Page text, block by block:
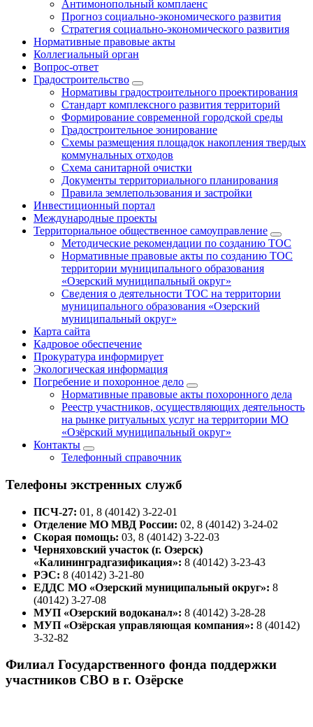
Антимонопольный комплаенс
Прогноз социально-экономического развития
Стратегия социально-экономического развития
Нормативные правовые акты
Коллегиальный орган
Вопрос-ответ
Градостроительство
Нормативы градостроительного проектирования
Стандарт комплексного развития территорий
Формирование современной городской среды
Градостроительное зонирование
Схемы размещения площадок накопления твердых
коммунальных отходов
Схема санитарной очистки
Документы территориального планирования
Правила землепользования и застройки
Инвестиционный портал
Международные проекты
Территориальное общественное самоуправление
Методические рекомендации по созданию ТОС
Нормативные правовые акты по созданию ТОС
территории муниципального образования
«Озерский муниципальный округ»
Сведения о деятельности ТОС на территории
муниципального образования «Озерский
муниципальный округ»
Карта сайта
Кадровое обеспечение
Прокуратура информирует
Экологическая информация
Погребение и похоронное дело
Нормативные правовые акты похоронного дела
Реестр участников, осуществляющих деятельность
на рынке ритуальных услуг на территории МО
«Озёрский муниципальный округ»
Контакты
Телефонный справочник
Телефоны экстренных служб
ПСЧ-27: 01, 8 (40142) 3-22-01
Отделение МО МВД России: 02, 8 (40142) 3-24-02
Скорая помощь: 03, 8 (40142) 3-22-03
Черняховский участок (г. Озерск)
«Калининградгазификация»: 8 (40142) 3-23-43
РЭС: 8 (40142) 3-21-80
ЕДДС МО «Озерский муниципальный округ»: 8
(40142) 3-27-08
МУП «Озерский водоканал»: 8 (40142) 3-28-28
МУП «Озёрская управляющая компания»: 8 (40142)
3-32-82
Филиал Государственного фонда поддержки
участников СВО в г. Озёрске